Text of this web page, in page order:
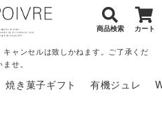
ャンセルは致しかねます。ご了承くだ
ませ。
商品検索 カート
焼き菓子ギフト 有機ジュレ